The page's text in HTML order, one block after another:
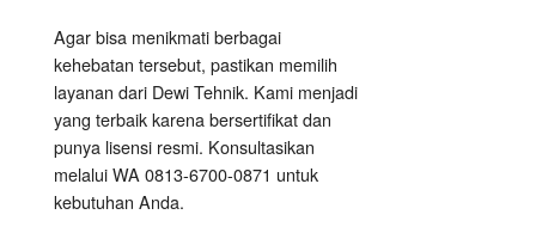
Agar bisa menikmati berbagai
kehebatan tersebut, pastikan memilih
layanan dari Dewi Tehnik. Kami menjadi
yang terbaik karena bersertifikat dan
punya lisensi resmi. Konsultasikan
melalui WA 0813-6700-0871 untuk
kebutuhan Anda.